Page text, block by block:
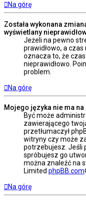
Na górę
Została wykonana
wyświetlany
Jeżeli na pewno
prawidłowo, a
oznacza to, że
nieprawidłowo.
problem.
Na górę
Mojego języka nie ma na
Być może
zawierającego
przetłumaczył
witryny czy może
potrzebujesz. Jeśli
spróbujesz go
można znaleźć na
Limited phpBB.com
Na górę